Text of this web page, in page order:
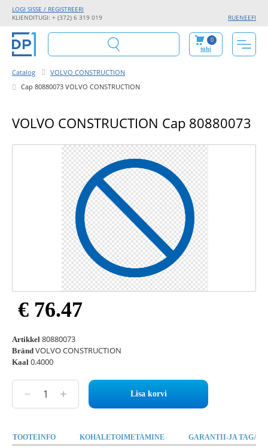
KLIENDITUGI: + (372) 6 319 019 RUENEEFI
LOGI SISSE / REGISTREERI
0
tühi
Catalog
VOLVO CONSTRUCTION
Cap 80880073 VOLVO CONSTRUCTION
VOLVO CONSTRUCTION Cap 80880073
€ 76.47
Artikkel 80880073
Bränd VOLVO CONSTRUCTION
Kaal 0.4000
Lisa korvi
TOOTEINFO KOHALETOIMETAMINE GARANTII-JA